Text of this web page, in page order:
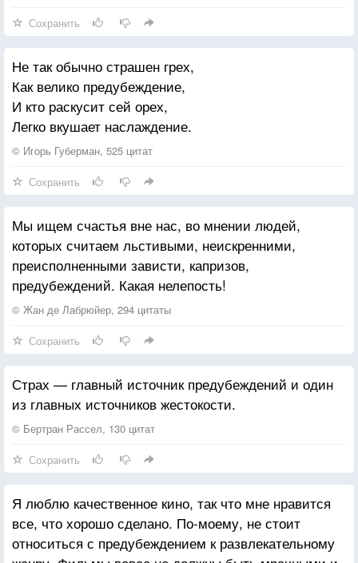
Сохранить
Не так обычно страшен грех,
Как велико предубеждение,
И кто раскусит сей орех,
Легко вкушает наслаждение.
© Игорь Губерман, 525 цитат
Сохранить
Мы ищем счастья вне нас, во мнении людей,
которых считаем льстивыми, неискренними,
преисполненными зависти, капризов,
предубеждений. Какая нелепость!
© Жан де Лабрюйер, 294 цитаты
Сохранить
Страх — главный источник предубеждений и один
из главных источников жестокости.
© Бертран Рассел, 130 цитат
Сохранить
Я люблю качественное кино, так что мне нравится
все, что хорошо сделано. По-моему, не стоит
относиться с предубеждением к развлекательному